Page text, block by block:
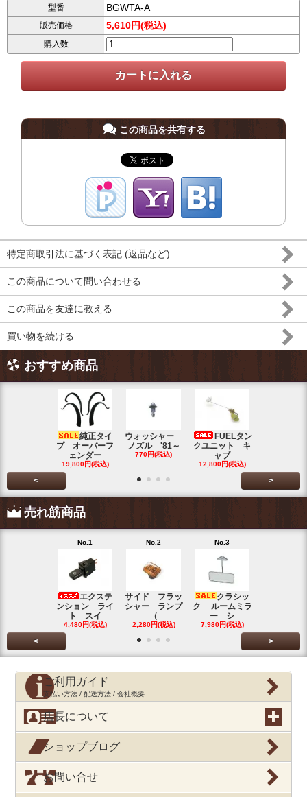
型番 BGWTA-A
販売価格 5,610円(税込)
購入数
この商品を共有する
特定商取引法に基づく表記 (返品など)
この商品について問い合わせる
この商品を友達に教える
買い物を続ける
おすすめ商品
純正タイ
プ オーバーフ
ェンダー
19,800円(税込)
ウォッシャー
ノズル '81～
770円(税込)
FUELタン
クユニット キ
ャブ
12,800円(税込)
< >
売れ筋商品
No.1
エクステ
ンション ライ
ト スイ
4,480円(税込)
No.2
サイド フラッ
シャー ランプ
（
2,280円(税込)
No.3
クラシッ
ク ルームミラ
ー シ
7,980円(税込)
< >
ご利用ガイド
支払い方法 / 配送方法 / 会社概要
店長について
ショップブログ
お問い合せ